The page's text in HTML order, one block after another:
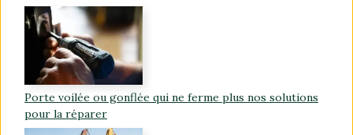
Porte voilée ou gonflée qui ne ferme plus nos solutions
pour la réparer